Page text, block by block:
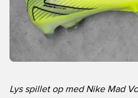
Lys spillet op med Nike Mad